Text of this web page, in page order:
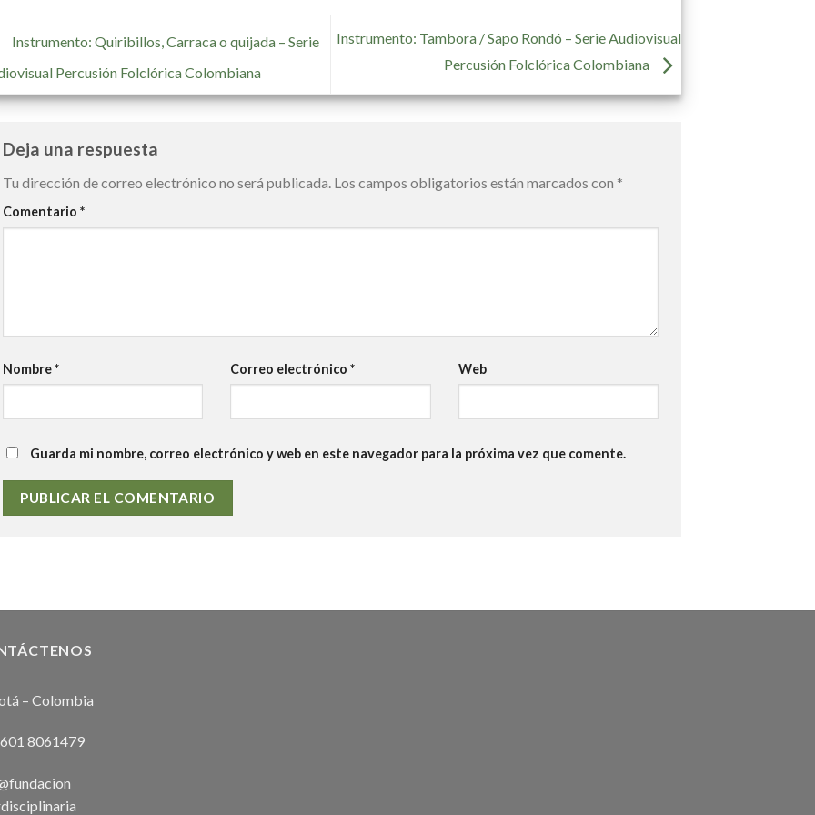
Instrumento: Quiribillos, Carraca o quijada – Serie
Percusión Folclórica Colombiana
Instrumento: Tambora / Sapo Rondó – Serie Audiovisual
Percusión Folclórica Colombiana
Deja una respuesta
Tu dirección de correo electrónico no será publicada. Los campos obligatorios están marcados con *
Comentario *
Nombre* Correo electrónico * Web
Guarda mi nombre, correo electrónico y web en este navegador para la próxima vez que comente.
– Colombia
8061479